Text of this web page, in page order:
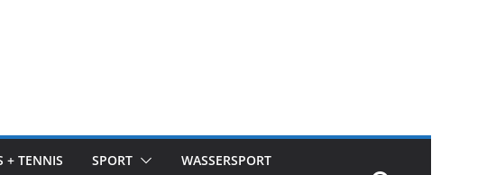
+ TENNIS SPORT WASSERSPORT